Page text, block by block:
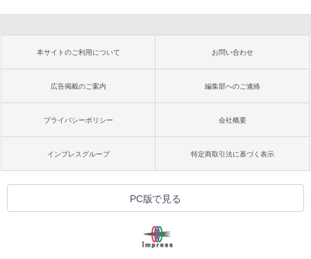
本サイトのご利用について お問い合わせ
広告掲載のご案内 編集部へのご連絡
プライバシーポリシー 会社概要
インプレスグループ 特定商取引法に基づく表示
PC版で見る